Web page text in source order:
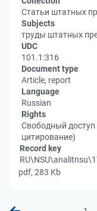
Статьи штатных
Subjects
труды штатных
UDC
101.1:316
Document type
Article, report
Language
Russian
Rights
Свободный доступ
цитирование)
Record key
pdf, 283 Kb